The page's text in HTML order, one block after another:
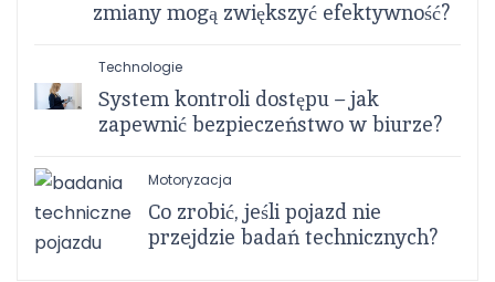
zmiany mogą zwiększyć efektywność?
Technologie
System kontroli dostępu – jak
zapewnić bezpieczeństwo w biurze?
Motoryzacja
Co zrobić, jeśli pojazd nie
przejdzie badań technicznych?